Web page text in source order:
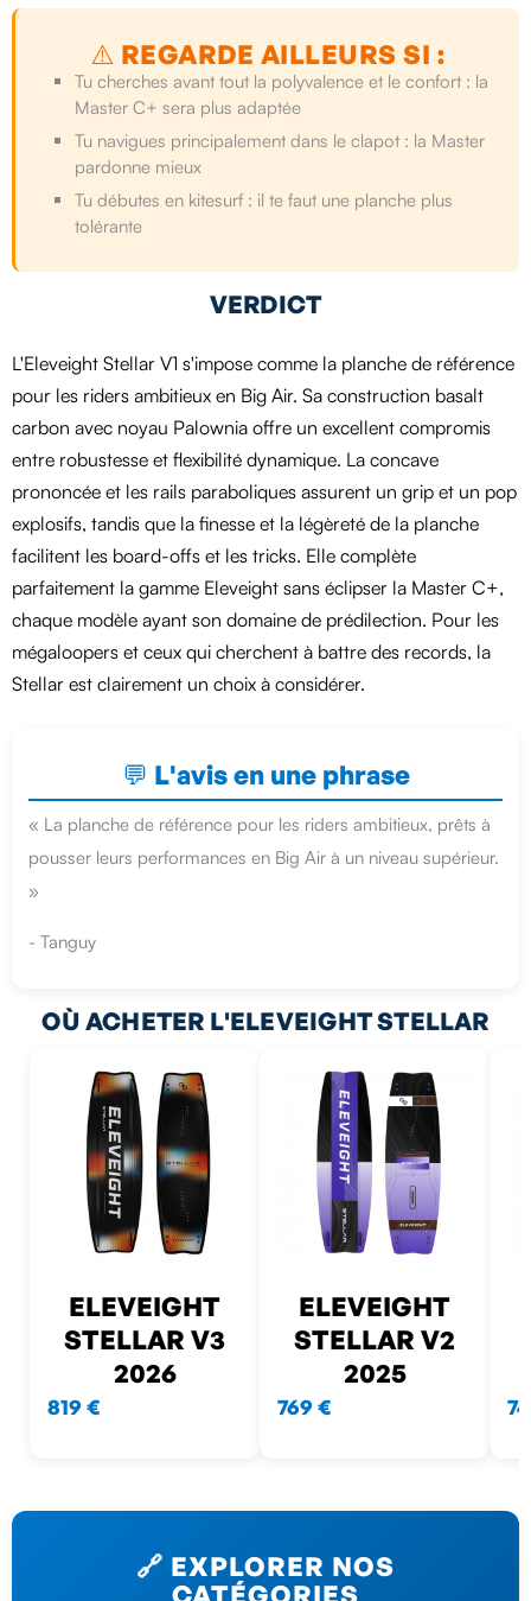
⚠️ REGARDE AILLEURS SI :
Tu cherches avant tout la polyvalence et le confort : la
Master C+ sera plus adaptée
Tu navigues principalement dans le clapot : la Master
pardonne mieux
Tu débutes en kitesurf : il te faut une planche plus
tolérante
VERDICT
L'Eleveight Stellar V1 s'impose comme la planche de référence
pour les riders ambitieux en Big Air. Sa construction basalt
carbon avec noyau Palownia offre un excellent compromis
entre robustesse et flexibilité dynamique. La concave
prononcée et les rails paraboliques assurent un grip et un pop
explosifs, tandis que la finesse et la légèreté de la planche
facilitent les board-offs et les tricks. Elle complète
parfaitement la gamme Eleveight sans éclipser la Master C+,
chaque modèle ayant son domaine de prédilection. Pour les
mégaloopers et ceux qui cherchent à battre des records, la
Stellar est clairement un choix à considérer.
💬 L'avis en une phrase
« La planche de référence pour les riders ambitieux, prêts à
pousser leurs performances en Big Air à un niveau supérieur.
»
- Tanguy
OÙ ACHETER L'ELEVEIGHT STELLAR
ELEVEIGHT
STELLAR V3
2026
819 €
ELEVEIGHT
STELLAR V2
2025
769 €
🔗 EXPLORER NOS